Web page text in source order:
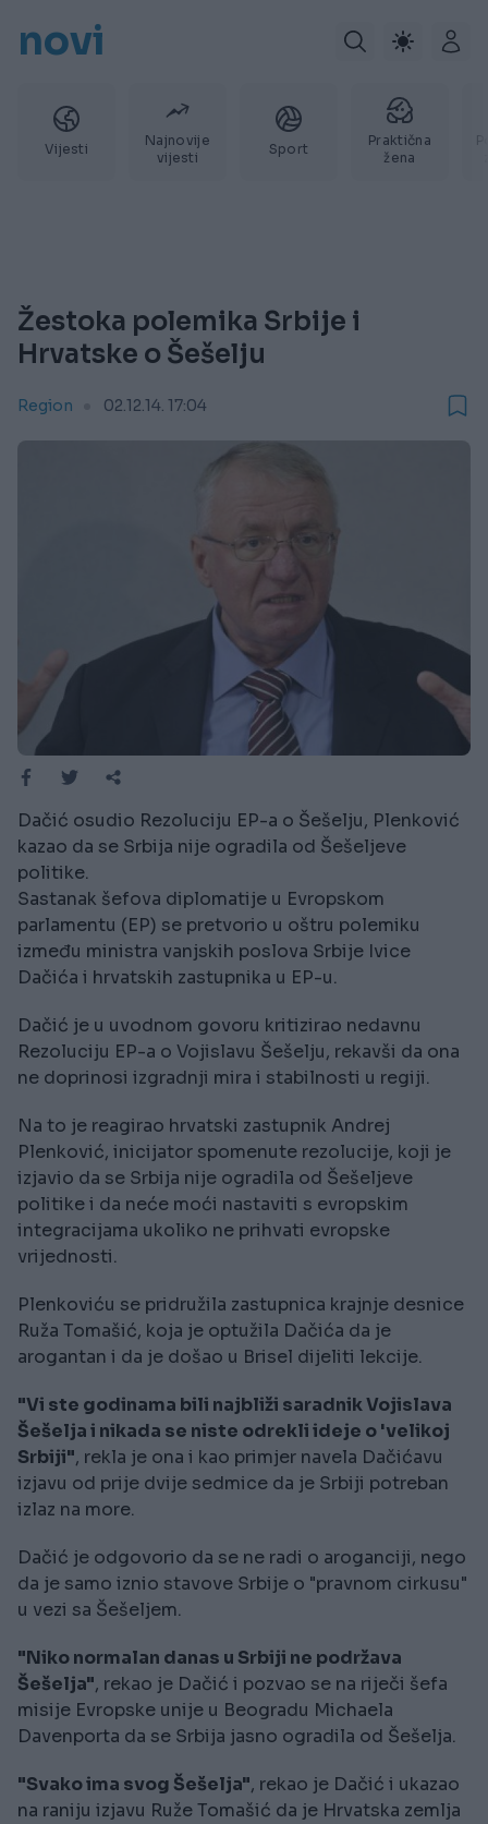
novi
Vijesti
Najnovije
vijesti
Sport
Praktična
žena
Žestoka polemika Srbije i
Hrvatske o Šešelju
Region 02.12.14. 17:04
Dačić osudio Rezoluciju EP-a o Šešelju, Plenković
kazao da se Srbija nije ogradila od Šešeljeve
politike.
Sastanak šefova diplomatije u Evropskom
parlamentu (EP) se pretvorio u oštru polemiku
između ministra vanjskih poslova Srbije Ivice
Dačića i hrvatskih zastupnika u EP-u.
Dačić je u uvodnom govoru kritizirao nedavnu
Rezoluciju EP-a o Vojislavu Šešelju, rekavši da ona
ne doprinosi izgradnji mira i stabilnosti u regiji.
Na to je reagirao hrvatski zastupnik Andrej
Plenković, inicijator spomenute rezolucije, koji je
izjavio da se Srbija nije ogradila od Šešeljeve
politike i da neće moći nastaviti s evropskim
integracijama ukoliko ne prihvati evropske
vrijednosti.
Plenkoviću se pridružila zastupnica krajnje desnice
Ruža Tomašić, koja je optužila Dačića da je
arogantan i da je došao u Brisel dijeliti lekcije.
"Vi ste godinama bili najbliži saradnik Vojislava
Šešelja i nikada se niste odrekli ideje o 'velikoj
Srbiji", rekla je ona i kao primjer navela Dačićavu
izjavu od prije dvije sedmice da je Srbiji potreban
izlaz na more.
Dačić je odgovorio da se ne radi o aroganciji, nego
da je samo iznio stavove Srbije o "pravnom cirkusu"
u vezi sa Šešeljem.
"Niko normalan danas u Srbiji ne podržava
Šešelja", rekao je Dačić i pozvao se na riječi šefa
misije Evropske unije u Beogradu Michaela
Davenporta da se Srbija jasno ogradila od Šešelja.
"Svako ima svog Šešelja", rekao je Dačić i ukazao
na raniju izjavu Ruže Tomašić da je Hrvatska zemlja